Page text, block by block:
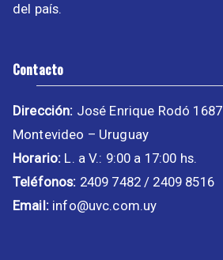
del país.
Contacto
Dirección: José Enrique Rodó 1687
Montevideo – Uruguay
Horario: L. a V.: 9:00 a 17:00 hs.
Teléfonos: 2409 7482 / 2409 8516
Email:info@uvc.com.uy